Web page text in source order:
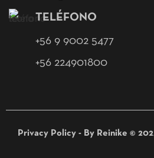
TELÉFONO
+56 9 9002 5477
+56 224901800
Privacy Policy - By Reinike ©